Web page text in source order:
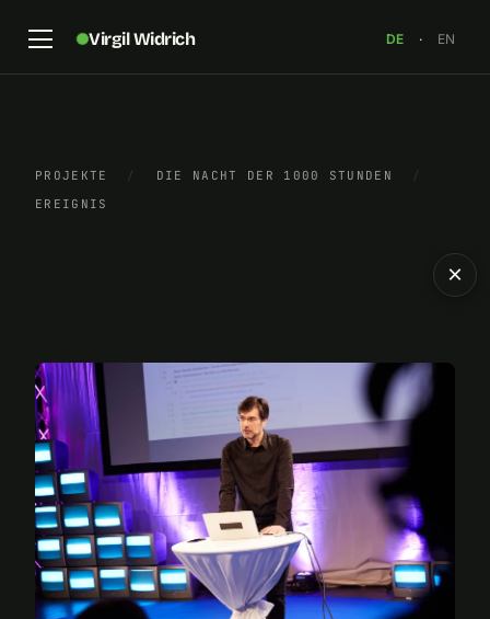
Virgil Widrich DE · EN
PROJEKTE / DIE NACHT DER 1000 STUNDEN
/
EREIGNIS
×